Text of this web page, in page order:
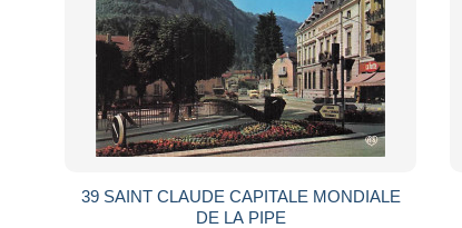
39 SAINT CLAUDE CAPITALE MONDIALE
DE LA PIPE